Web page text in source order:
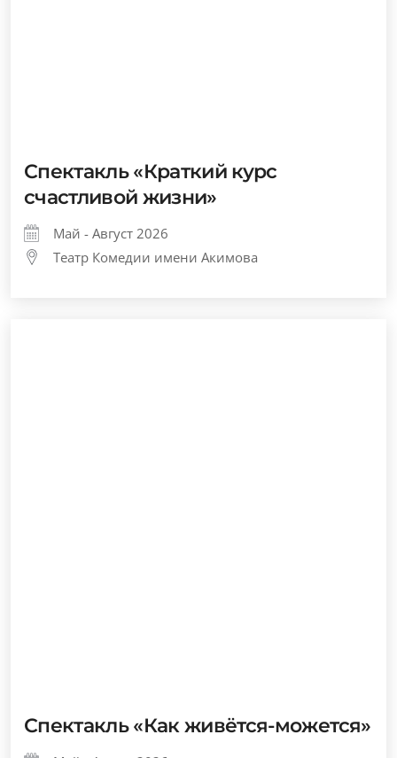
Спектакль «Краткий курс
счастливой жизни»
Май - Август 2026
Театр Комедии имени Акимова
Спектакль «Как живётся-можется»